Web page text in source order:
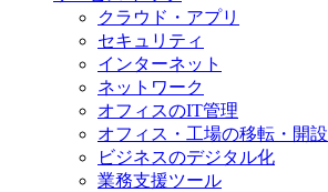
クラウド・アプリ
セキュリティ
インターネット
ネットワーク
オフィスのIT管理
オフィス・工場の移転・開設
ビジネスのデジタル化
業務支援ツール